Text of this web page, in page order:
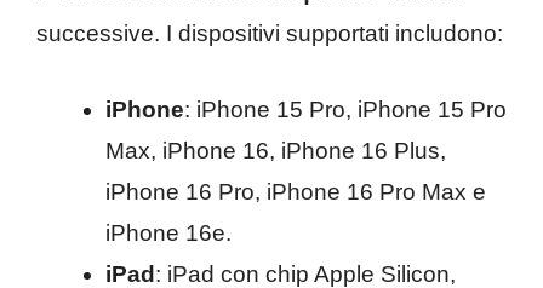
successive. I dispositivi supportati includono:
iPhone: iPhone 15 Pro, iPhone 15 Pro
Max, iPhone 16, iPhone 16 Plus,
iPhone 16 Pro, iPhone 16 Pro Max e
iPhone 16e.
iPad: iPad con chip Apple Silicon,